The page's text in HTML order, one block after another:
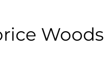
Woods